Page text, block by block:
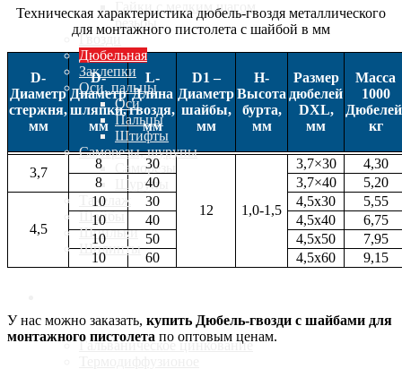
Гайки с мелким шагом
резьбы
Гвозди
Дюбельная
Заклепки
Оси, пальцы
Оси
Пальцы
Штифты
Саморезы, шурупы
Саморезы
Шурупы
Такелаж
Шайбы
Шпильки
Шплинты
Гальваническое цинкование
Техническая характеристика дюбель-гвоздя металлического
для монтажного пистолета с шайбой в мм
D-
Диаметр
стержня,
мм
D-
Диаметр
шляпки,
мм
L-
Длина
гвоздя,
мм
D1 –
Диаметр
шайбы,
мм
H-
Высота
бурта,
мм
Размер
дюбелей
DXL,
мм
Масса
1000
кг
3,7
8 30
12 1,0-1,5
3,7×30
4,30
8
40 3,7×40 5,20
4,5
10 30 4,5х30
5,55
10
40 4,5х40
6,75
10
50 4,5х50
7,95
10
60 4,5х60 9,15
У нас можно заказать, купить Дюбель-гвозди с шайбами для
монтажного пистолета по оптовым ценам.